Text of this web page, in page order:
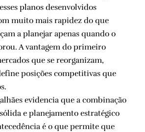
planos desenvolvidos
muito mais rapidez do que
a planejar apenas quando o
A vantagem do primeiro
que se reorganizam,
posições competitivas que
evidencia que a combinação
e planejamento estratégico
é o que permite que